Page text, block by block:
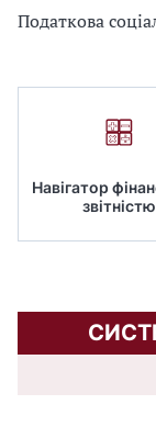
Податкова
Навігатор
звітністю